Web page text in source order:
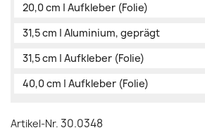
20,0 cm | Aufkleber (Folie)
31,5 cm | Aluminium, geprägt
31,5 cm | Aufkleber (Folie)
40,0 cm | Aufkleber (Folie)
Artikel-Nr. 30.0348